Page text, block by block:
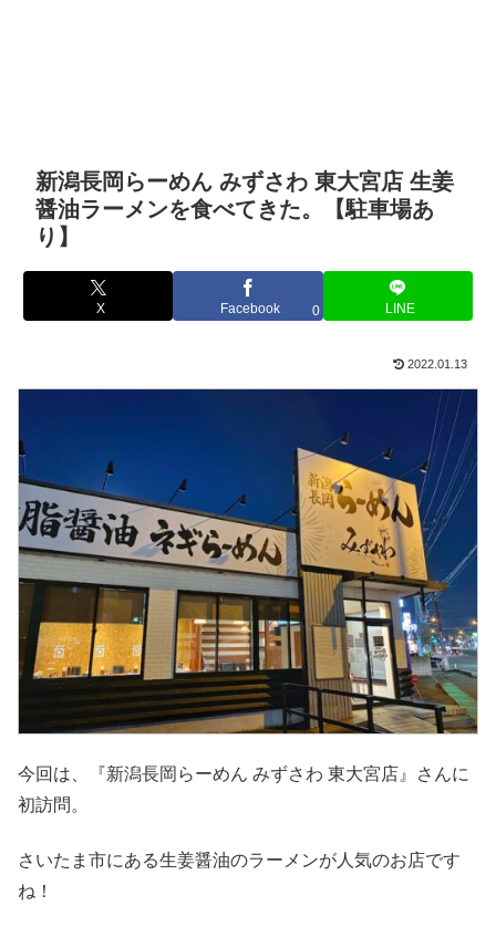
新潟長岡らーめん みずさわ 東大宮店 生姜
醤油ラーメンを食べてきた。【駐車場あ
り】
X Facebook 0 LINE
2022.01.13
今回は、『新潟長岡らーめん みずさわ 東大宮店』さんに
初訪問。
さいたま市にある生姜醤油のラーメンが人気のお店です
ね！